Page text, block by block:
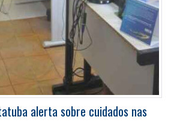
alerta sobre cuidados nas